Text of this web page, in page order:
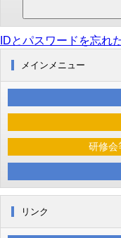
IDとパスワードを忘れ
メインメニュー
研修会
リンク